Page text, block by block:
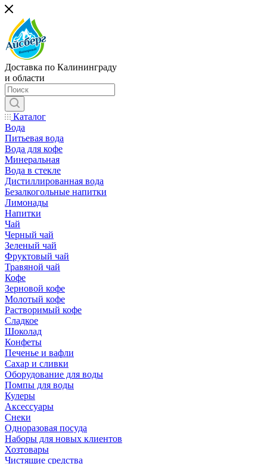
Доставка по Калининграду
и области
Каталог
Вода
Питьевая вода
Вода для кофе
Минеральная
Вода в стекле
Дистиллированная вода
Безалкогольные напитки
Лимонады
Напитки
Чай
Черный чай
Зеленый чай
Фруктовый чай
Травяной чай
Кофе
Зерновой кофе
Молотый кофе
Растворимый кофе
Сладкое
Шоколад
Конфеты
Печенье и вафли
Сахар и сливки
Оборудование для воды
Помпы для воды
Кулеры
Аксессуары
Снеки
Одноразовая посуда
Наборы для новых клиентов
Хозтовары
Чистящие средства